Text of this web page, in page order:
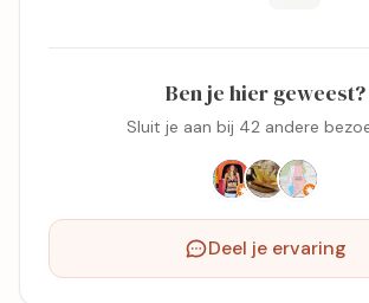
Ben je hier geweest?
Sluit je aan bij 42 andere
Deel je ervaring